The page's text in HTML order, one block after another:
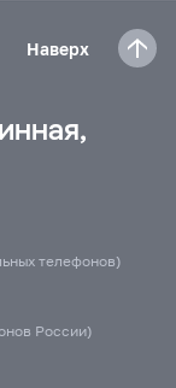
Наверх
телефонов)
России)